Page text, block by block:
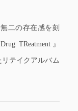
二の存在感を刻
TReatment』
リテイクアルバム